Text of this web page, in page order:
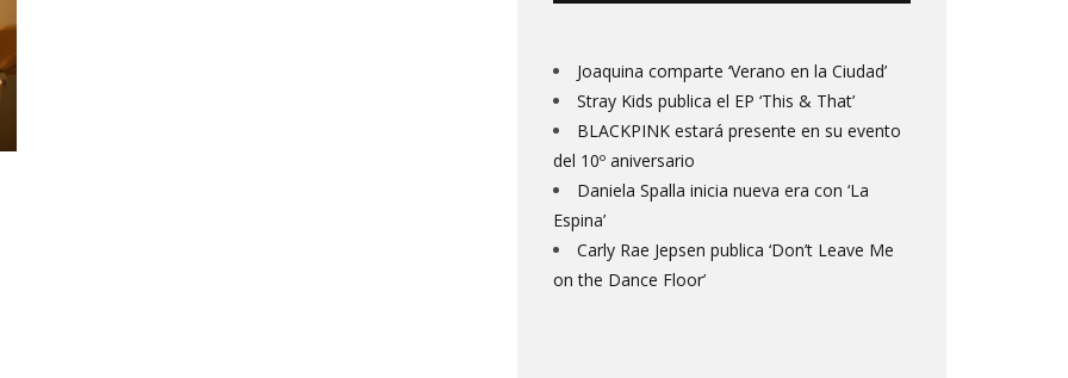
Joaquina comparte ‘Verano en la Ciudad’
Stray Kids publica el EP ‘This & That’
BLACKPINK estará presente en su evento
del 10º aniversario
Daniela Spalla inicia nueva era con ‘La
Espina’
Carly Rae Jepsen publica ‘Don’t Leave Me
on the Dance Floor’